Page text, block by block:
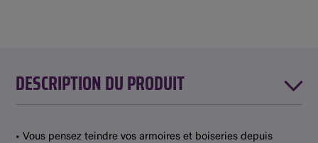
DESCRIPTION DU PRODUIT
• Vous pensez teindre vos armoires et boiseries depuis